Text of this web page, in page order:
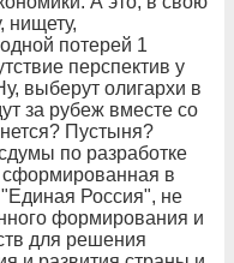
нищету,
потерей 1
перспектив у
выберут олигархи в
за рубеж вместе со
Пустыня?
по разработке
сформированная в
Россия", не
формирования и
для решения